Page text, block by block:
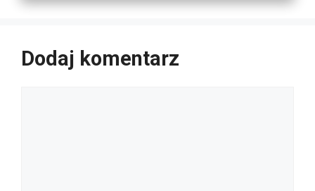
Dodaj komentarz